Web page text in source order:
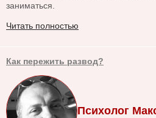
заниматься.
Читать полностью
Как пережить развод?
Психолог